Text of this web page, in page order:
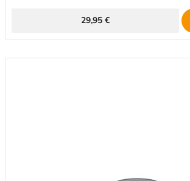
29,95 €